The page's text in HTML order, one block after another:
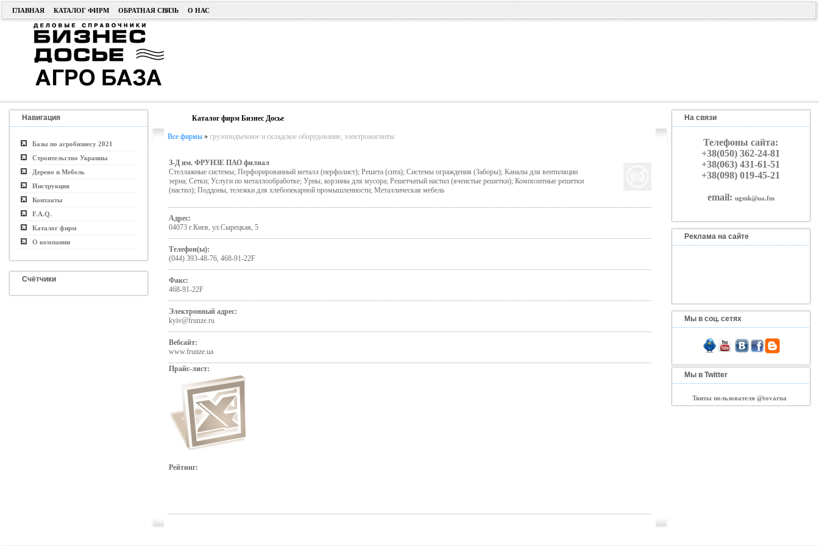
ГЛАВНАЯ КАТАЛОГ ФИРМ ОБРАТНАЯ СВЯЗЬ О НАС
Навигация
Базы по агробизнесу 2021
Строительство Украины
Дерево и Мебель
Инструкция
Контакты
F.A.Q.
Каталог фирм
О компании
Счётчики
Каталог фирм Бизнес Досье
Все фирмы» грузоподъемное и складское оборудование, электромагниты
З-Д им. ФРУНЗЕ ПАО филиал
Стеллажные системы; Перфорированный металл (перфолист); Решета (сита); Системы ограждения (Заборы); Каналы для вентиляции
зерна; Сетки; Услуги по металлообработке; Урны, корзины для мусора; Решетчатый настил (ячеистые решетки); Композитные решетки
(настил); Поддоны, тележки для хлебопекарной промышленности; Металлическая мебель
Адрес:
04073 г.Киев, ул.Сырецкая, 5
Телефон(ы):
(044) 393-48-76, 468-91-22F
Факс:
468-91-22F
Электронный адрес:
kyiv@frunze.ru
Вебсайт:
www.frunze.ua
Прайс-лист:
Рейтинг:
На связи
Телефоны сайта:
+38(050) 362-24-81
+38(063) 431-61-51
+38(098) 019-45-21
email: ugmk@ua.fm
Реклама на сайте
Мы в соц. сетях
Мы в Twitter
Твиты пользователя @tovarua